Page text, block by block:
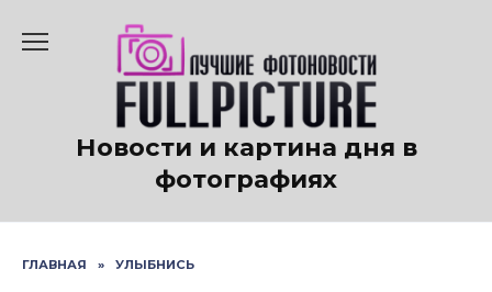
содержанию
Новости и картина дня в
фотографиях
ГЛАВНАЯ » УЛЫБНИСЬ